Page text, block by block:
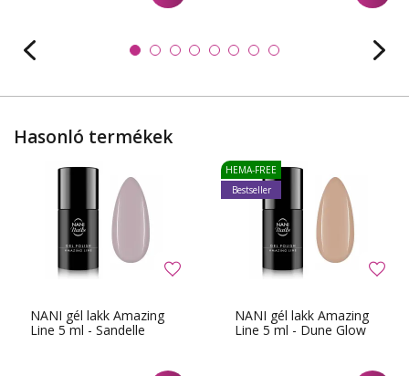
Hasonló termékek
NANI gél lakk Amazing
Line 5 ml - Sandelle
NANI gél lakk Amazing
Line 5 ml - Dune Glow
HEMA-FREE
Bestseller